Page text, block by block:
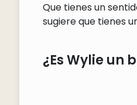
Que tienes un
sugiere que tienes
¿Es Wylie un